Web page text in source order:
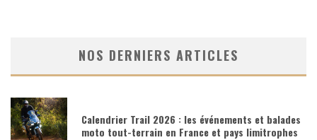
NOS DERNIERS ARTICLES
Calendrier Trail 2026 : les événements et balades
moto tout-terrain en France et pays limitrophes